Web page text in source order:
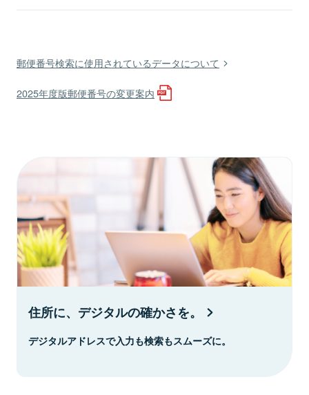
郵便番号検索に使用されているデータについて
2025年度版郵便番号の変更案内
住所に、デジタルの確かさを。
デジタルアドレスで入力も検索もスムーズに。